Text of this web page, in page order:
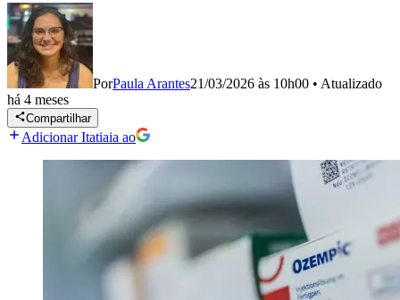
PorPaula Arantes21/03/2026 às 10h00 • Atualizado
há 4 meses
Compartilhar
Adicionar Itatiaia ao